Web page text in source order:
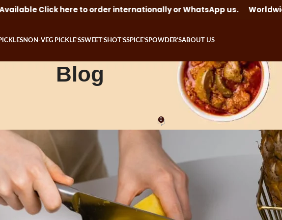
order internationally or WhatsApp us. Worldwide Shipping
NON-VEG PICKLE’SSWEET’SHOT’SSPICE’SPOWDER’SABOUT US
Blog
0